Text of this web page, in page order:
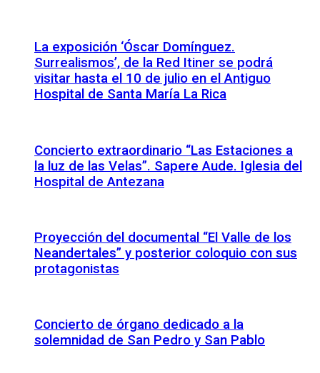
La exposición ‘Óscar Domínguez.
Surrealismos’, de la Red Itiner se podrá
visitar hasta el 10 de julio en el Antiguo
Hospital de Santa María La Rica
Concierto extraordinario “Las Estaciones a
la luz de las Velas”. Sapere Aude. Iglesia del
Hospital de Antezana
Proyección del documental “El Valle de los
Neandertales” y posterior coloquio con sus
protagonistas
Concierto de órgano dedicado a la
solemnidad de San Pedro y San Pablo